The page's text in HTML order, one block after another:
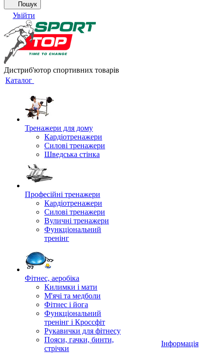
Пошук
Увійти
Дистриб'ютор спортивних товарів
Каталог
Тренажери для дому
Кардіотренажери
Силові тренажери
Шведська стінка
Професійні тренажери
Кардіотренажери
Силові тренажери
Вуличні тренажери
Функціональний
тренінг
Фітнес, аеробіка
Килимки і мати
М'ячі та медболи
Фітнес і йога
Функціональний
тренінг і Кроссфіт
Рукавички для фітнесу
Пояси, гачки, бинти,
стрічки
Інформація